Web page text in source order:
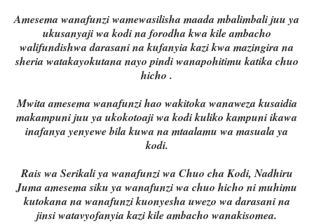
Amesema wanafunzi wamewasilisha maada mbalimbali juu ya
ukusanyaji wa kodi na forodha kwa kile ambacho
walifundishwa darasani na kufanyia kazi kwa mazingira na
sheria watakayokutana nayo pindi wanapohitimu katika chuo
hicho .
Mwita amesema wanafunzi hao wakitoka wanaweza kusaidia
makampuni juu ya ukokotoaji wa kodi kuliko kampuni ikawa
inafanya yenyewe bila kuwa na mtaalamu wa masuala ya
kodi.
Rais wa Serikali ya wanafunzi wa Chuo cha Kodi, Nadhiru
Juma amesema siku ya wanafunzi wa chuo hicho ni muhimu
kutokana na wanafunzi kuonyesha uwezo wa darasani na
jinsi watavyofanyia kazi kile ambacho wanakisomea.